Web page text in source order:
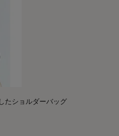
たショルダーバッグ